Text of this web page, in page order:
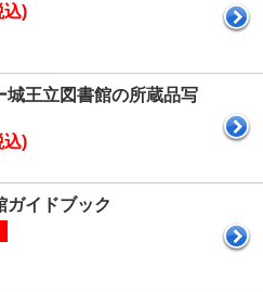
込)
城王立図書館の所蔵品写
込)
ガイドブック